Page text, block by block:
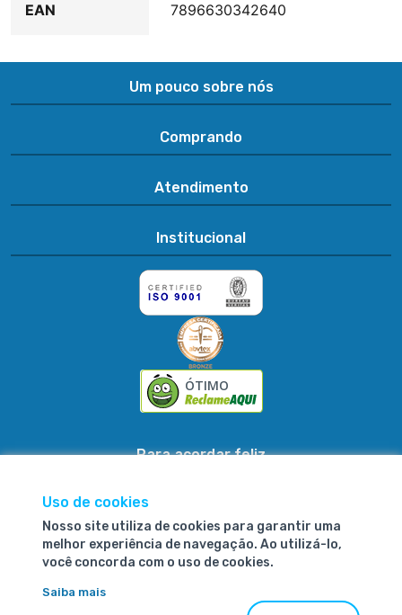
EAN 7896630342640
Um pouco sobre nós
Comprando
Atendimento
Institucional
ÓTIMO
Para acordar feliz
Fibrasca Química e Têxtil S.A.
R. Conselheiro Pedreira, 1405 Pirabeiraba
Uso de cookies
Nosso site utiliza de cookies para garantir uma
melhor experiência de navegação. Ao utilizá-lo,
você concorda com o uso de cookies.
Saiba mais